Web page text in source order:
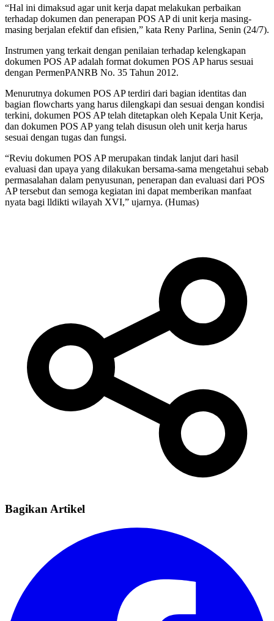
“Hal ini dimaksud agar unit kerja dapat melakukan perbaikan
terhadap dokumen dan penerapan POS AP di unit kerja masing-
masing berjalan efektif dan efisien,” kata Reny Parlina, Senin (24/7).
Instrumen yang terkait dengan penilaian terhadap kelengkapan
dokumen POS AP adalah format dokumen POS AP harus sesuai
dengan PermenPANRB No. 35 Tahun 2012.
Menurutnya dokumen POS AP terdiri dari bagian identitas dan
bagian flowcharts yang harus dilengkapi dan sesuai dengan kondisi
terkini, dokumen POS AP telah ditetapkan oleh Kepala Unit Kerja,
dan dokumen POS AP yang telah disusun oleh unit kerja harus
sesuai dengan tugas dan fungsi.
“Reviu dokumen POS AP merupakan tindak lanjut dari hasil
evaluasi dan upaya yang dilakukan bersama-sama mengetahui sebab
permasalahan dalam penyusunan, penerapan dan evaluasi dari POS
AP tersebut dan semoga kegiatan ini dapat memberikan manfaat
nyata bagi lldikti wilayah XVI,” ujarnya. (Humas)
Bagikan Artikel